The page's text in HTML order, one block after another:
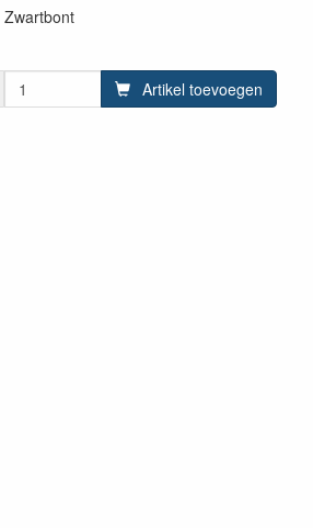
Zwartbont
Artikel toevoegen